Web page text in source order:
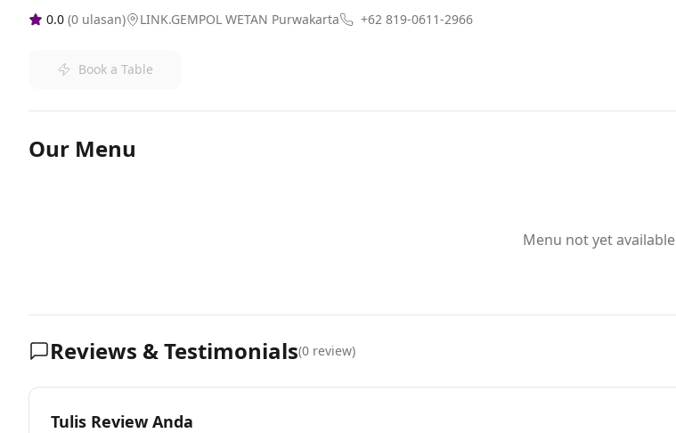
0.0 (0 ulasan) LINK.GEMPOL WETAN Purwakarta +62 819-0611-2966
Book a Table
Our Menu
Menu not yet available
Reviews & Testimonials(0 review)
Tulis Review Anda